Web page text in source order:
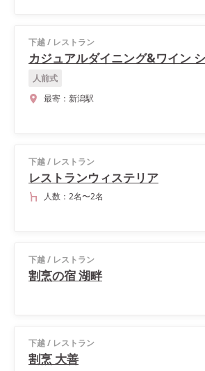
下越/ レストラン
カジュアルダイニング&ワイン
人前式
最寄： 新潟駅
下越/ レストラン
レストランウィステリア
人数： 2名〜2名
下越/ レストラン
割烹の宿 湖畔
下越/ レストラン
割烹 大善